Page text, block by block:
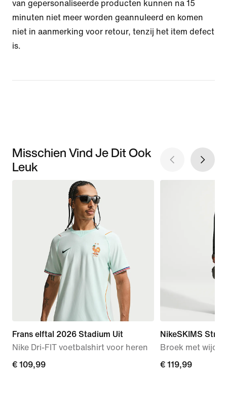
van gepersonaliseerde producten kunnen na 15
minuten niet meer worden geannuleerd en komen
niet in aanmerking voor retour, tenzij het item defect
is.
Misschien Vind Je Dit Ook
Leuk
Frans elftal 2026 Stadium Uit
Nike Dri-FIT voetbalshirt voor heren
€ 109,99
€ 109,99
NikeSKIMS
Broek met wijde
€ 119,99
€ 119,99